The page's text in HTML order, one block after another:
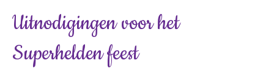
Uitnodigingen voor het
Superhelden feest